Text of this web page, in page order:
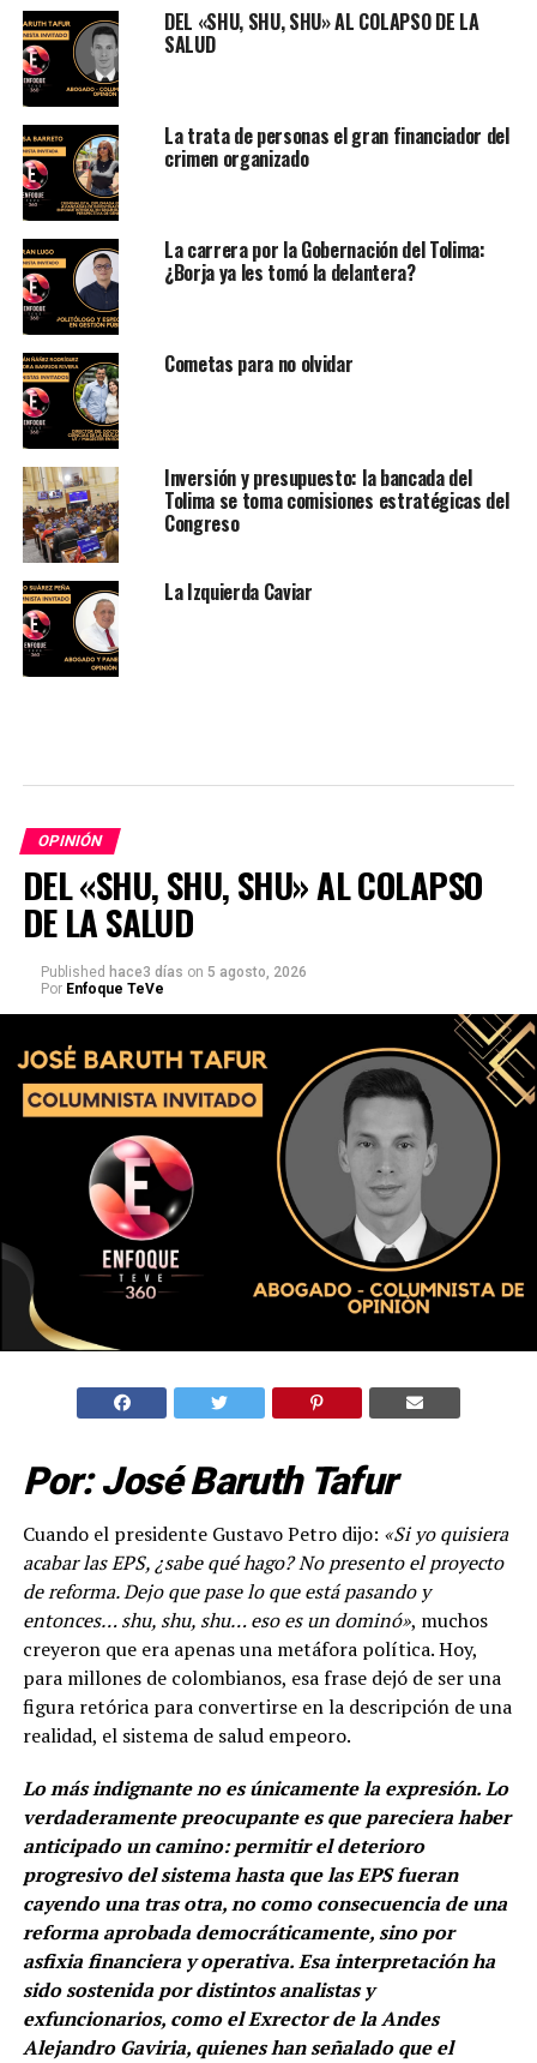
DEL «SHU, SHU, SHU» AL COLAPSO DE LA
SALUD
La trata de personas el gran financiador del
crimen organizado
La carrera por la Gobernación del Tolima:
¿Borja ya les tomó la delantera?
Cometas para no olvidar
Inversión y presupuesto: la bancada del
Tolima se toma comisiones estratégicas del
Congreso
La Izquierda Caviar
OPINIÓN
DEL «SHU, SHU, SHU» AL COLAPSO
DE LA SALUD
Published hace3 días on 5 agosto, 2026
Por Enfoque TeVe
Por: José Baruth Tafur
Cuando el presidente Gustavo Petro dijo: «Si yo quisiera
acabar las EPS, ¿sabe qué hago? No presento el proyecto
de reforma. Dejo que pase lo que está pasando y
entonces… shu, shu, shu… eso es un dominó», muchos
creyeron que era apenas una metáfora política. Hoy,
para millones de colombianos, esa frase dejó de ser una
figura retórica para convertirse en la descripción de una
realidad, el sistema de salud empeoro.
Lo más indignante no es únicamente la expresión. Lo
verdaderamente preocupante es que pareciera haber
anticipado un camino: permitir el deterioro
progresivo del sistema hasta que las EPS fueran
cayendo una tras otra, no como consecuencia de una
reforma aprobada democráticamente, sino por
asfixia financiera y operativa. Esa interpretación ha
sido sostenida por distintos analistas y
exfuncionarios, como el Exrector de la Andes
Alejandro Gaviria, quienes han señalado que el